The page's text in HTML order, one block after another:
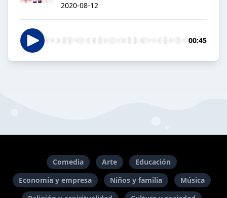
2020-08-12
00:45
Comedia Arte
Educación
Economía y empresa
Niños y familia
Música